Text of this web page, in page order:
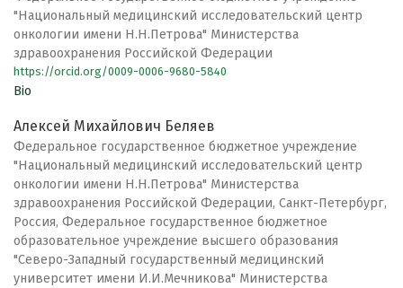
"Национальный медицинский исследовательский центр
онкологии имени Н.Н.Петрова" Министерства
здравоохранения Российской Федерации
https://orcid.org/0009-0006-9680-5840
Bio
Алексей Михайлович Беляев
Федеральное государственное бюджетное учреждение
"Национальный медицинский исследовательский центр
онкологии имени Н.Н.Петрова" Министерства
здравоохранения Российской Федерации, Санкт-Петербург,
Россия, Федеральное государственное бюджетное
образовательное учреждение высшего образования
"Северо-Западный государственный медицинский
университет имени И.И.Мечникова" Министерства